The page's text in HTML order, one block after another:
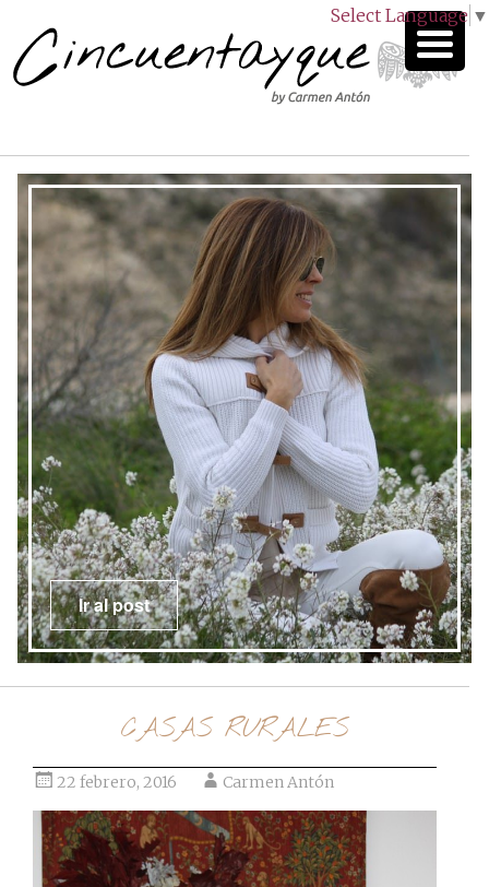
Select Language ▼
Ir al post
CASAS RURALES
22 febrero, 2016 Carmen Antón